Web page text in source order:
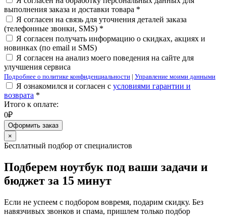
выполнения заказа и доставки товара *
Я согласен на связь для уточнения деталей заказа
(телефонные звонки, SMS) *
Я согласен получать информацию о скидках, акциях и
новинках (по email и SMS)
Я согласен на анализ моего поведения на сайте для
улучшения сервиса
Подробнее о политике конфиденциальности | Управление моими данными
Я ознакомился и согласен с условиями гарантии и
возврата *
Итого к оплате:
0₽
Оформить заказ
×
Бесплатный подбор от специалистов
Подберем ноутбук под ваши задачи и
бюджет за 15 минут
Если не успеем с подбором вовремя, подарим скидку. Без
навязчивых звонков и спама, пришлем только подбор